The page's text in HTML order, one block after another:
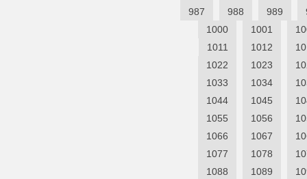
987
988 989
1000
1001
1011
1012
1022
1023
1033
1034
1044
1045
1055
1056
1066
1067
1077
1078
1088
1089